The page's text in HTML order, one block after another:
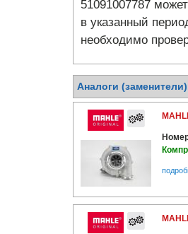
51091007787
в указанный
необходимо
Аналоги